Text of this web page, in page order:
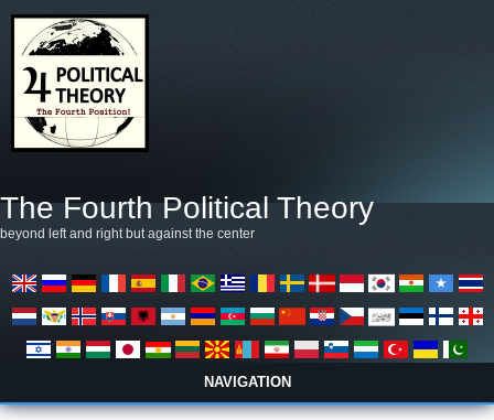
The Fourth Political Theory
beyond left and right but against the center
NAVIGATION